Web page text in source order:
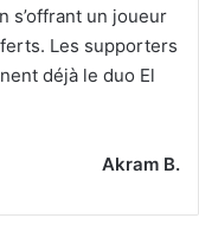
s’offrant un joueur
Les supporters
déjà le duo El
Akram B.